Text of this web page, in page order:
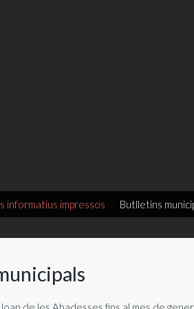
informatius impressos Butlletins